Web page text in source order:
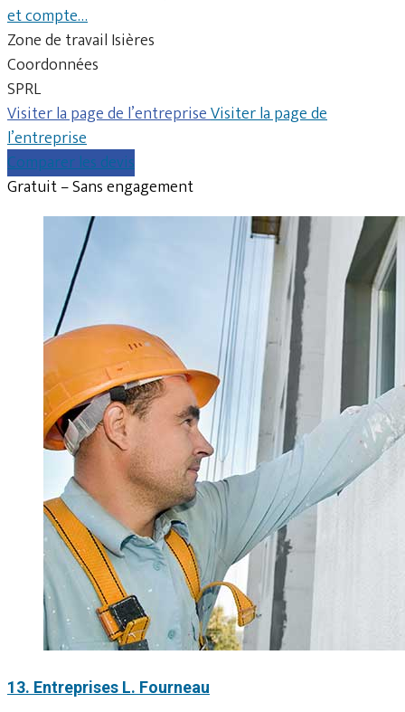
et compte…
Zone de travail Isières
Coordonnées
SPRL
Visiter la page de l’entrepriseVisiter la page de
l’entreprise
Comparer les devis
Gratuit – Sans engagement
13. Entreprises L. Fourneau